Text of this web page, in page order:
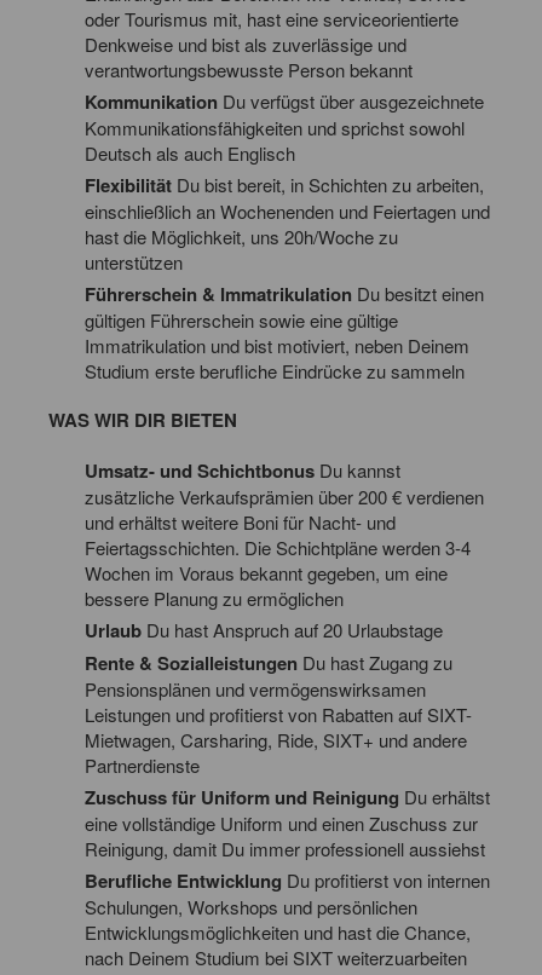
oder Tourismus mit, hast eine serviceorientierte
Denkweise und bist als zuverlässige und
verantwortungsbewusste Person bekannt
Kommunikation Du verfügst über ausgezeichnete
Kommunikationsfähigkeiten und sprichst sowohl
Deutsch als auch Englisch
Flexibilität Du bist bereit, in Schichten zu arbeiten,
einschließlich an Wochenenden und Feiertagen und
hast die Möglichkeit, uns 20h/Woche zu
unterstützen
Führerschein & Immatrikulation Du besitzt einen
gültigen Führerschein sowie eine gültige
Immatrikulation und bist motiviert, neben Deinem
Studium erste berufliche Eindrücke zu sammeln
WAS WIR DIR BIETEN
Umsatz- und Schichtbonus Du kannst
zusätzliche Verkaufsprämien über 200 € verdienen
und erhältst weitere Boni für Nacht- und
Feiertagsschichten. Die Schichtpläne werden 3-4
Wochen im Voraus bekannt gegeben, um eine
bessere Planung zu ermöglichen
Urlaub Du hast Anspruch auf 20 Urlaubstage
Rente & Sozialleistungen Du hast Zugang zu
Pensionsplänen und vermögenswirksamen
Leistungen und profitierst von Rabatten auf SIXT-
Mietwagen, Carsharing, Ride, SIXT+ und andere
Partnerdienste
Zuschuss für Uniform und Reinigung Du erhältst
eine vollständige Uniform und einen Zuschuss zur
Reinigung, damit Du immer professionell aussiehst
Berufliche Entwicklung Du profitierst von internen
Schulungen, Workshops und persönlichen
Entwicklungsmöglichkeiten und hast die Chance,
nach Deinem Studium bei SIXT weiterzuarbeiten